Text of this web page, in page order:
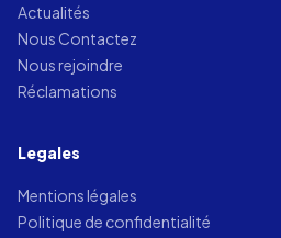
Actualités
Nous Contactez
Nous rejoindre
Réclamations
Legales
Mentions légales
Politique de confidentialité